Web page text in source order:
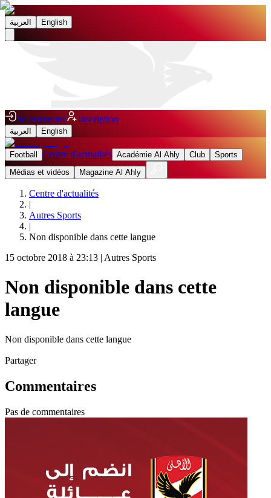
العربية English
Se connecter Inscription
العربية English
Football Centre d'actualités Académie Al Ahly Club
Sports
Médias et vidéos
Magazine Al Ahly
Centre d'actualités
|
Autres Sports
|
Non disponible dans cette langue
15 octobre 2018 à 23:13 | Autres Sports
Non disponible dans cette
langue
Non disponible dans cette langue
Partager
Commentaires
Pas de commentaires